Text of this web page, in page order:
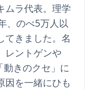
ムラ代表。理学
、のべ5万人以
てきました。名
レントゲンや
きのクセ」に
因を一緒にひも